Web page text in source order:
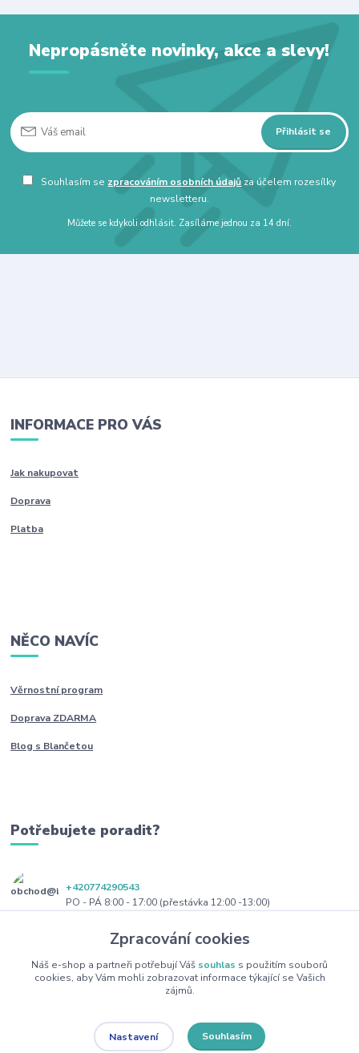
Nepropásněte novinky, akce a slevy!
Přihlásit se
Souhlasím se zpracováním osobních údajů za účelem rozesílky
newsletteru.
Můžete se kdykoli odhlásit. Zasíláme jednou za 14 dní.
INFORMACE PRO VÁS
Jak nakupovat
Doprava
Platba
NĚCO NAVÍC
Věrnostní program
Doprava ZDARMA
Blog s Blančetou
Potřebujete poradit?
+420774290543
PO - PÁ 8:00 - 17:00 (přestávka 12:00 -13:00)
obchod@blanceta.czZpracování cookies
Náš e-shop a partneři potřebují Váš souhlas s použitím souborů
cookies, aby Vám mohli zobrazovat informace týkající se Vašich
zájmů.
Nastavení Souhlasím